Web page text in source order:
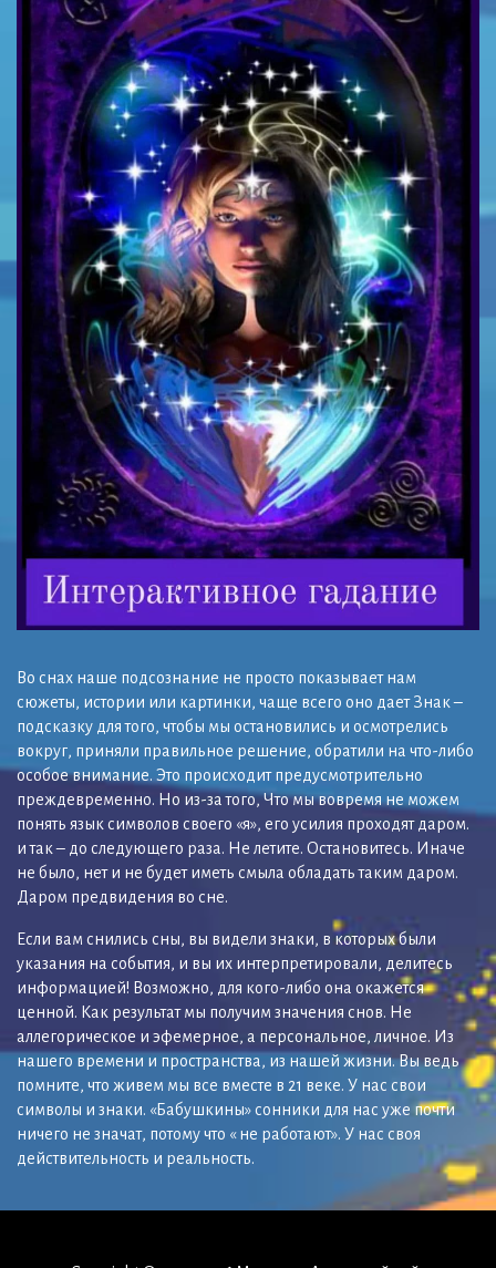
Во снах наше подсознание не просто показывает нам
сюжеты, истории или картинки, чаще всего оно дает Знак –
подсказку для того, чтобы мы остановились и осмотрелись
вокруг, приняли правильное решение, обратили на что-либо
особое внимание. Это происходит предусмотрительно
преждевременно. Но из-за того, Что мы вовремя не можем
понять язык символов своего «я», его усилия проходят даром.
и так – до следующего раза. Не летите. Остановитесь. Иначе
не было, нет и не будет иметь смыла обладать таким даром.
Даром предвидения во сне.
Если вам снились сны, вы видели знаки, в которых были
указания на события, и вы их интерпретировали, делитесь
информацией! Возможно, для кого-либо она окажется
ценной. Как результат мы получим значения снов. Не
аллегорическое и эфемерное, а персональное, личное. Из
нашего времени и пространства, из нашей жизни. Вы ведь
помните, что живем мы все вместе в 21 веке. У нас свои
символы и знаки. «Бабушкины» сонники для нас уже почти
ничего не значат, потому что « не работают». У нас своя
действительность и реальность.